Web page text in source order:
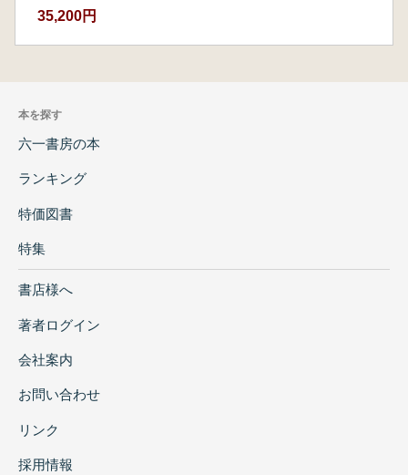
35,200円
本を探す
六一書房の本
ランキング
特価図書
特集
書店様へ
著者ログイン
会社案内
お問い合わせ
リンク
採用情報